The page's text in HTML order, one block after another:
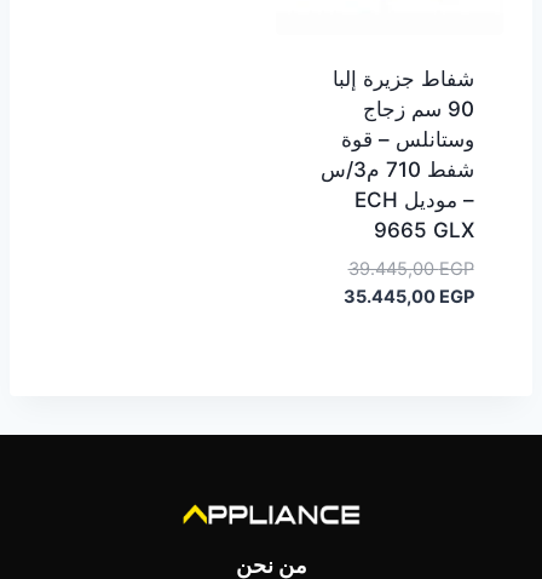
شفاط جزيرة إلبا
90 سم زجاج
وستانلس – قوة
شفط 710 م3/س
– موديل ECH
9665 GLX
39.445,00EGP
السعر
الأصلي35.445,00 EGP
السعر
من نحن